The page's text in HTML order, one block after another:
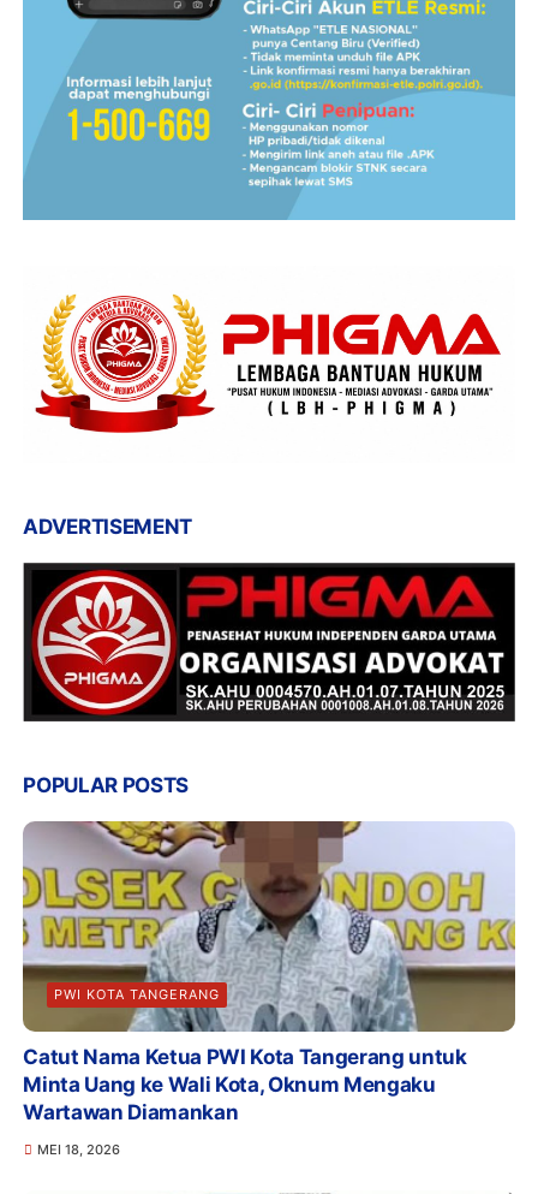
ADVERTISEMENT
POPULAR POSTS
PWI KOTA TANGERANG
Catut Nama Ketua PWI Kota Tangerang untuk
Minta Uang ke Wali Kota, Oknum Mengaku
Wartawan Diamankan
MEI 18, 2026